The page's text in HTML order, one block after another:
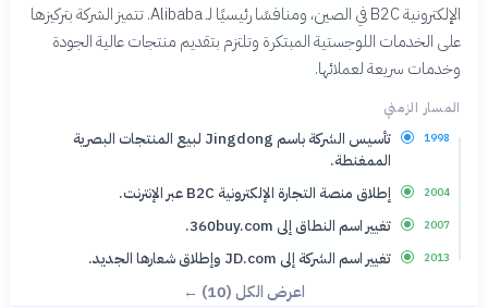
الإلكترونية B2C في الصين، ومنافسًا رئيسيًا لـ Alibaba. تتميز الشركة بتركيزها
على الخدمات اللوجستية المبتكرة وتلتزم بتقديم منتجات عالية الجودة
وخدمات سريعة لعملائها.
المسار الزمني
1998
تأسيس الشركة باسم Jingdong لبيع المنتجات البصرية
الممغنطة.
2004 إطلاق منصة التجارة الإلكترونية B2C عبر الإنترنت.
2007 تغيير اسم النطاق إلى 360buy.com.
2013 تغيير اسم الشركة إلى JD.com وإطلاق شعارها الجديد.
اعرض الكل (10) ←